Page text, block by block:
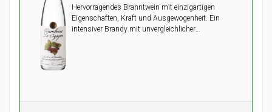
Hervorragendes Branntwein mit einzigartigen
Eigenschaften, Kraft und Ausgewogenheit. Ein
intensiver Brandy mit unvergleichlicher